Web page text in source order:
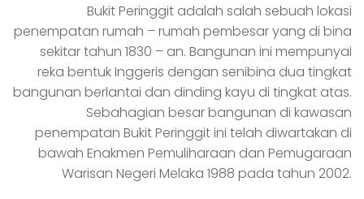
Bukit Peringgit adalah salah sebuah lokasi
penempatan rumah – rumah pembesar yang di bina
sekitar tahun 1830 – an. Bangunan ini mempunyai
reka bentuk Inggeris dengan senibina dua tingkat
bangunan berlantai dan dinding kayu di tingkat atas.
Sebahagian besar bangunan di kawasan
penempatan Bukit Peringgit ini telah diwartakan di
bawah Enakmen Pemuliharaan dan Pemugaraan
Warisan Negeri Melaka 1988 pada tahun 2002.